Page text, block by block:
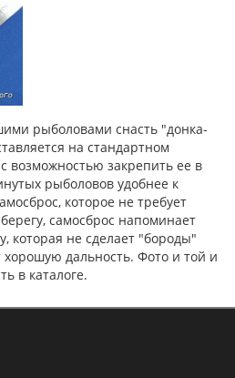
рыболовами снасть "донка-
на стандартном
возможностью закрепить ее в
рыболовов удобнее к
которое не требует
самосброс напоминает
которая не сделает "бороды"
дальность. Фото и той и
в каталоге.